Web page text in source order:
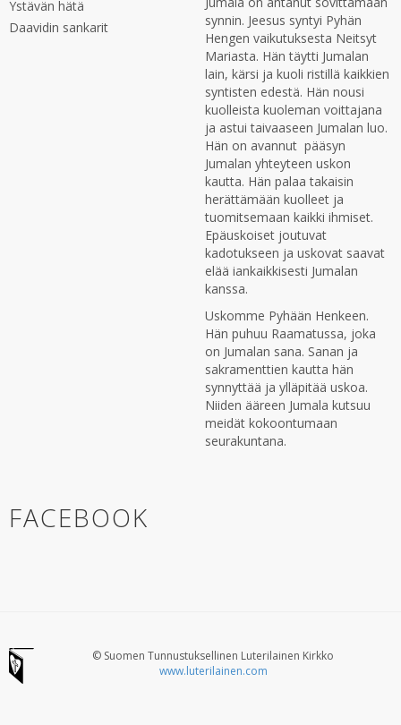
Ystävän hätä
Daavidin sankarit
synnin. Jeesus syntyi Pyhän
Hengen vaikutuksesta Neitsyt
Mariasta. Hän täytti Jumalan
lain, kärsi ja kuoli ristillä kaikkien
syntisten edestä. Hän nousi
kuolleista kuoleman voittajana
ja astui taivaaseen Jumalan luo.
Hän on avannut pääsyn
Jumalan yhteyteen uskon
kautta. Hän palaa takaisin
herättämään kuolleet ja
tuomitsemaan kaikki ihmiset.
Epäuskoiset joutuvat
kadotukseen ja uskovat saavat
elää iankaikkisesti Jumalan
kanssa.
Uskomme Pyhään Henkeen.
Hän puhuu Raamatussa, joka
on Jumalan sana. Sanan ja
sakramenttien kautta hän
synnyttää ja ylläpitää uskoa.
Niiden ääreen Jumala kutsuu
meidät kokoontumaan
seurakuntana.
FACEBOOK
© Suomen Tunnustuksellinen Luterilainen Kirkko
www.luterilainen.com